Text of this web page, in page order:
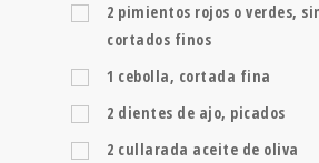
2 pimientos rojos o verdes,
cortados finos
1 cebolla, cortada fina
2 dientes de ajo, picados
2 cullarada aceite de oliva